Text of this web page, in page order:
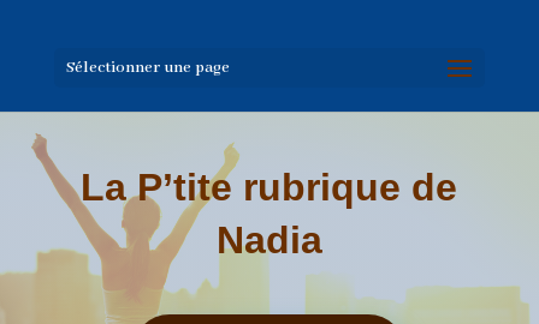
Sélectionner une page
La P’tite rubrique de
Nadia